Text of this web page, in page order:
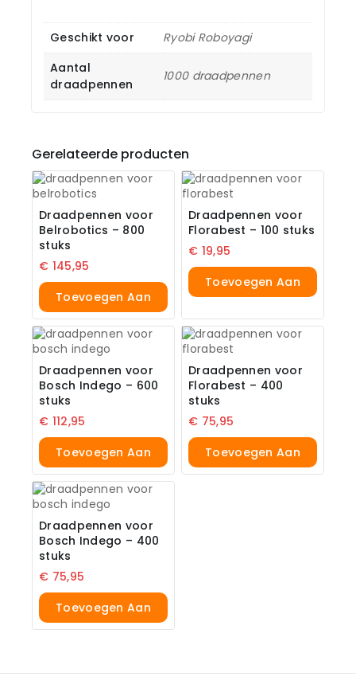
Geschikt voor
Ryobi Roboyagi
Aantal
draadpennen
1000 draadpennen
Gerelateerde producten
Draadpennen voor
Belrobotics – 800
stuks
€ 145,95
Toevoegen Aan
Winkelwagen
Draadpennen voor
Florabest – 100 stuks
€ 19,95
Toevoegen Aan
Draadpennen voor
Bosch Indego – 600
stuks
€ 112,95
Toevoegen Aan
Winkelwagen
Draadpennen voor
Florabest – 400
stuks
€ 75,95
Toevoegen Aan
Winkelwagen
Draadpennen voor
Bosch Indego – 400
stuks
€ 75,95
Toevoegen Aan
Winkelwagen